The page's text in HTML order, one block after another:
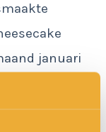
januari
Wat
is.